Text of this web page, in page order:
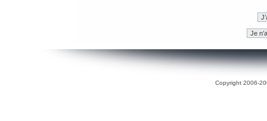
Copyright 2006-